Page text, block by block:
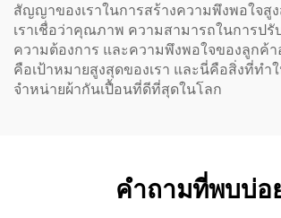
สัญญาของเราในการสร้างความพึงพอใจสู
เราเชื่อว่าคุณภาพ ความสามารถในการปรั
ความต้องการ และความพึงพอใจของลูกค้
คือเป้าหมายสูงสุดของเรา และนี่คือสิ่งที่ทำใ
จำหน่ายผ้ากันเปื้อนที่ดีที่สุดในโลก
คำถามที่พบบ่อ